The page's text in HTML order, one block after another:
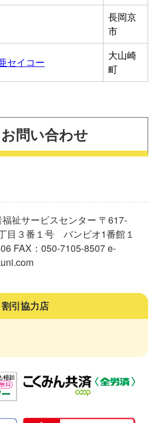
長岡京
市
セイコー
大山崎
町
問い合わせ
祉サービスセンター 〒617-
目３番１号 バンビオ1番館１
FAX：050-7105-8507 e-
割引協力店